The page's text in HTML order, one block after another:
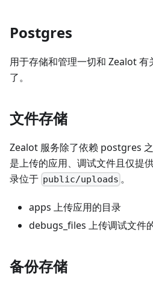
Postgres
用于存储和管理一切和 Zealot
了。
文件存储
Zealot 服务除了依赖 postgres
是上传的应用、调试文件且仅提
录位于 public/uploads 。
apps 上传应用的目录
debugs_files 上传调试文件
备份存储